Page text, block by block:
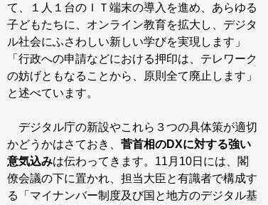
て、１人１台のＩＴ端末の導入を進め、あらゆる
子どもたちに、オンライン教育を拡大し、デジタ
ル社会にふさわしい新しい学びを実現します」
「行政への申請などにおける押印は、テレワーク
の妨げともなることから、原則全て廃止します」
と述べています。
デジタル庁の新設やこれら３つの具体策が適切
かどうかはさておき、 菅首相のDXに対する強い
意気込みは伝わってきます。11月10日には、閣
僚会議の下に置かれ、担当大臣と有識者で構成す
る「マイナンバー制度及び国と地方のデジタル基